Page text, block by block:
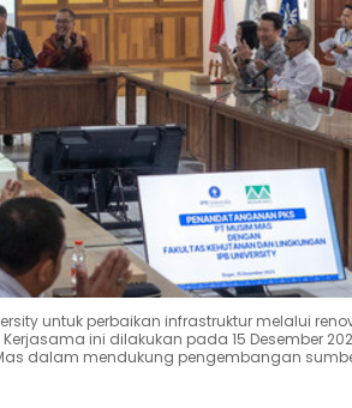
untuk perbaikan infrastruktur melalui
ini dilakukan pada 15 Desember
dalam mendukung pengembangan